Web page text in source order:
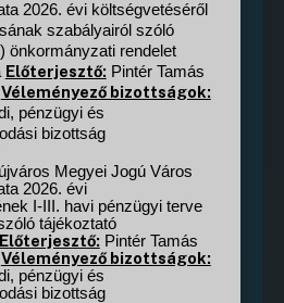
2026. évi költségvetéséről
szabályairól szóló
önkormányzati rendelet
Előterjesztő: Pintér Tamás
Véleményező bizottságok:
pénzügyi és
bizottság
Megyei Jogú Város
2026. évi
I-III. havi pénzügyi terve
tájékoztató
Előterjesztő: Pintér Tamás
Véleményező bizottságok:
pénzügyi és
bizottság